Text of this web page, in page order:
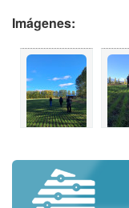
Imágenes: